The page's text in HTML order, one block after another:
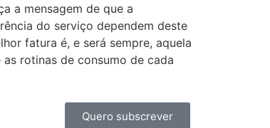
a mensagem de que a
do serviço dependem deste
fatura é, e será sempre, aquela
rotinas de consumo de cada
Quero subscrever